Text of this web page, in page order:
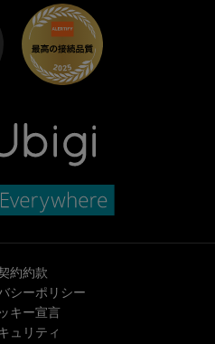
約約款
シーポリシー
キー宣言
ュリティ